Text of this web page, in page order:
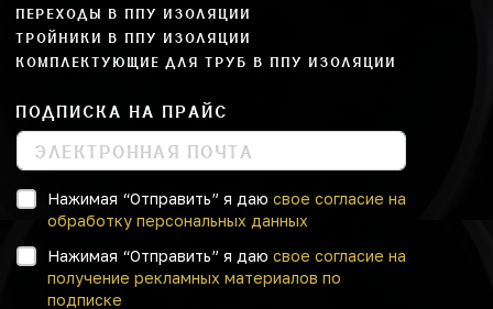
ПЕРЕХОДЫ В ППУ ИЗОЛЯЦИИ
ТРОЙНИКИ В ППУ ИЗОЛЯЦИИ
КОМПЛЕКТУЮЩИЕ ДЛЯ ТРУБ В ППУ ИЗОЛЯЦИИ
ПОДПИСКА НА ПРАЙС
Нажимая “Отправить” я даю свое согласие на
обработку персональных данных
Нажимая “Отправить” я даю свое согласие на
получение рекламных материалов по
подписке